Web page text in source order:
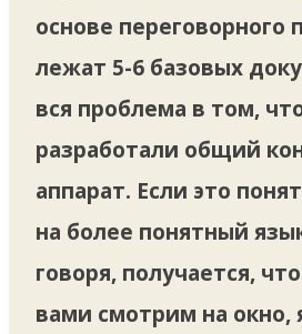
основе переговорного
лежат 5-6 базовых
вся проблема в том,
разработали общий
аппарат. Если это
на более понятный
говоря, получается,
вами смотрим на окно,